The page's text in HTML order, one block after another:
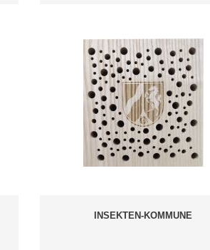
INSEKTEN-KOMMUNE